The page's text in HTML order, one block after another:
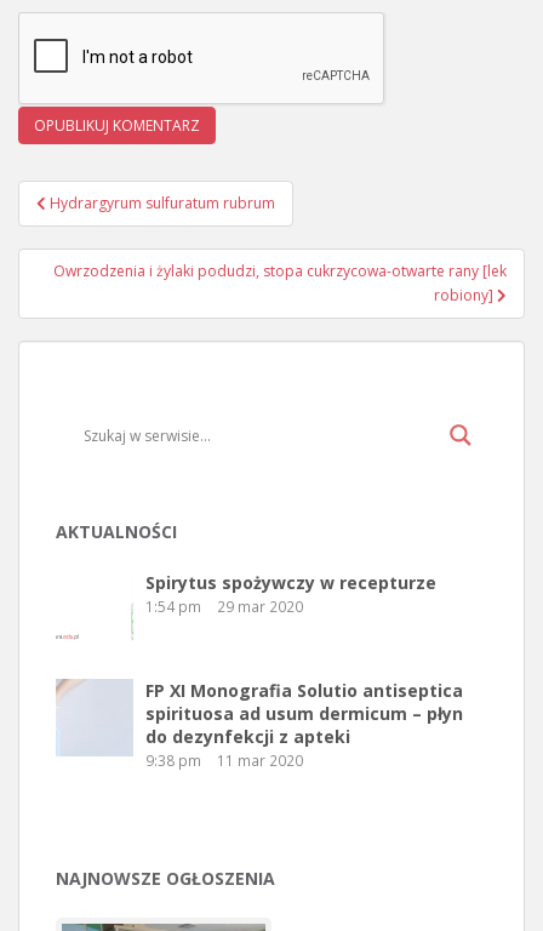
Nawigacja wpisu
Hydrargyrum sulfuratum rubrum
Owrzodzenia i żylaki podudzi, stopa cukrzycowa-otwarte rany [lek
robiony]
AKTUALNOŚCI
Spirytus spożywczy w recepturze
1:54 pm 29 mar 2020
FP XI Monografia Solutio antiseptica
spirituosa ad usum dermicum – płyn
do dezynfekcji z apteki
9:38 pm 11 mar 2020
NAJNOWSZE OGŁOSZENIA